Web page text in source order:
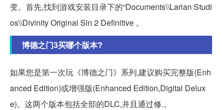
变。首先,找到游戏安装目录下的“Documents\\Larian Studi
os\\Divinity Original Sin 2 Definitive 。
博德之门3买哪个版本?
如果您是第一次玩《博德之门》系列,建议购买完整版(Enh
anced Edition)或增强版(Enhanced Edition,Digital Delux
e)。这两个版本包括全部的DLC,并且通过修.。